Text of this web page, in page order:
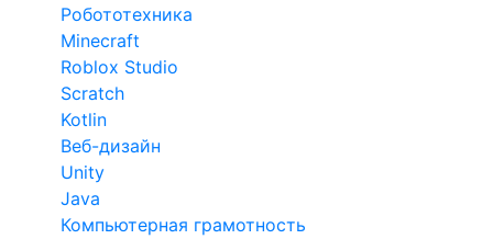
Робототехника
Minecraft
Roblox Studio
Scratch
Kotlin
Веб-дизайн
Unity
Java
Компьютерная грамотность